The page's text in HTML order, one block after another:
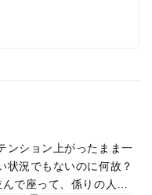
と滑りやすい場所もあ
た。暗いところで遊べ
が必要だと思います。
ンション上がったまま一
状況でもないのに何故？
で座って、係りの人が